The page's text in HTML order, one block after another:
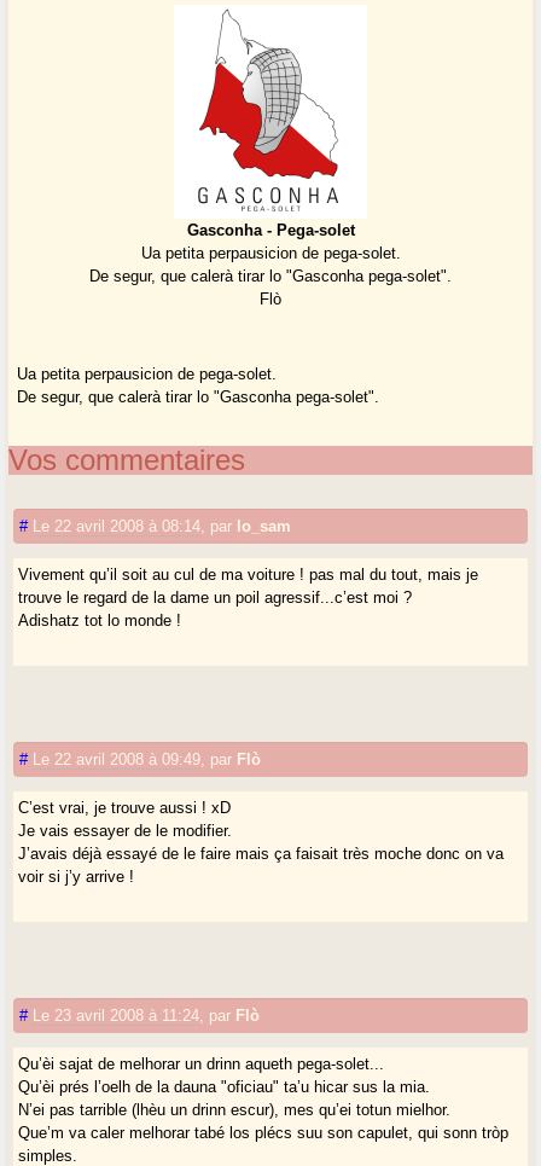
Gasconha - Pega-solet
Ua petita perpausicion de pega-solet.
De segur, que calerà tirar lo "Gasconha pega-solet".
Flò
Ua petita perpausicion de pega-solet.
De segur, que calerà tirar lo "Gasconha pega-solet".
Vos commentaires
# Le 22 avril 2008 à 08:14 par lo_sam
Vivement qu’il soit au cul de ma voiture ! pas mal du tout, mais je
trouve le regard de la dame un poil agressif...c’est moi ?
Adishatz tot lo monde !
# Le 22 avril 2008 à 09:49 par Flò
C’est vrai, je trouve aussi ! xD
Je vais essayer de le modifier.
J’avais déjà essayé de le faire mais ça faisait très moche donc on va
voir si j’y arrive !
# Le 23 avril 2008 à 11:24 par Flò
Qu’èi sajat de melhorar un drinn aqueth pega-solet...
Qu’èi prés l’oelh de la dauna "oficiau" ta’u hicar sus la mia.
N’ei pas tarrible (lhèu un drinn escur), mes qu’ei totun mielhor.
Que’m va caler melhorar tabé los plécs suu son capulet, qui sonn tròp
simples.